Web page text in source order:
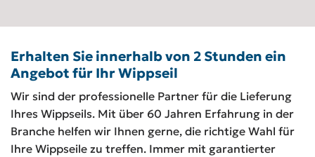
Erhalten Sie innerhalb von 2 Stunden ein
Angebot für Ihr Wippseil
Wir sind der professionelle Partner für die Lieferung
Ihres Wippseils. Mit über 60 Jahren Erfahrung in der
Branche helfen wir Ihnen gerne, die richtige Wahl für
Ihre Wippseile zu treffen. Immer mit garantierter